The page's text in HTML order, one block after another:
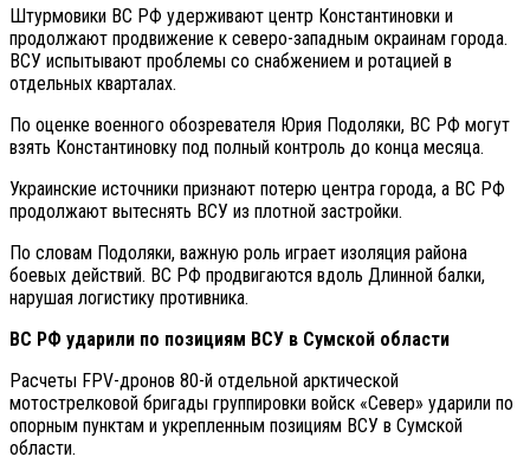
Штурмовики ВС РФ удерживают центр Константиновки и
продолжают продвижение к северо-западным окраинам города.
ВСУ испытывают проблемы со снабжением и ротацией в
отдельных кварталах.
По оценке военного обозревателя Юрия Подоляки, ВС РФ могут
взять Константиновку под полный контроль до конца месяца.
Украинские источники признают потерю центра города, а ВС РФ
продолжают вытеснять ВСУ из плотной застройки.
По словам Подоляки, важную роль играет изоляция района
боевых действий. ВС РФ продвигаются вдоль Длинной балки,
нарушая логистику противника.
ВС РФ ударили по позициям ВСУ в Сумской области
Расчеты FPV-дронов 80-й отдельной арктической
мотострелковой бригады группировки войск «Север» ударили по
опорным пунктам и укрепленным позициям ВСУ в Сумской
области.